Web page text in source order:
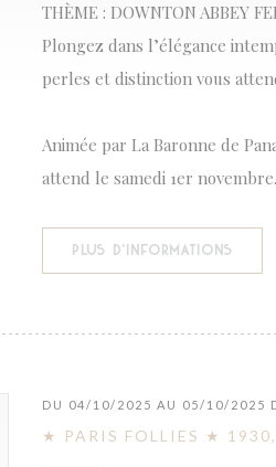
THÈME : DOWNTON ABBEY
Plongez dans l’élégance
perles et distinction vous
Animée par La Baronne de
attend le samedi 1er novembre.
PLUS D'INFORMATIONS
DU 04/10/2025 AU 05/10/2025
★ PARIS FOLLIES ★